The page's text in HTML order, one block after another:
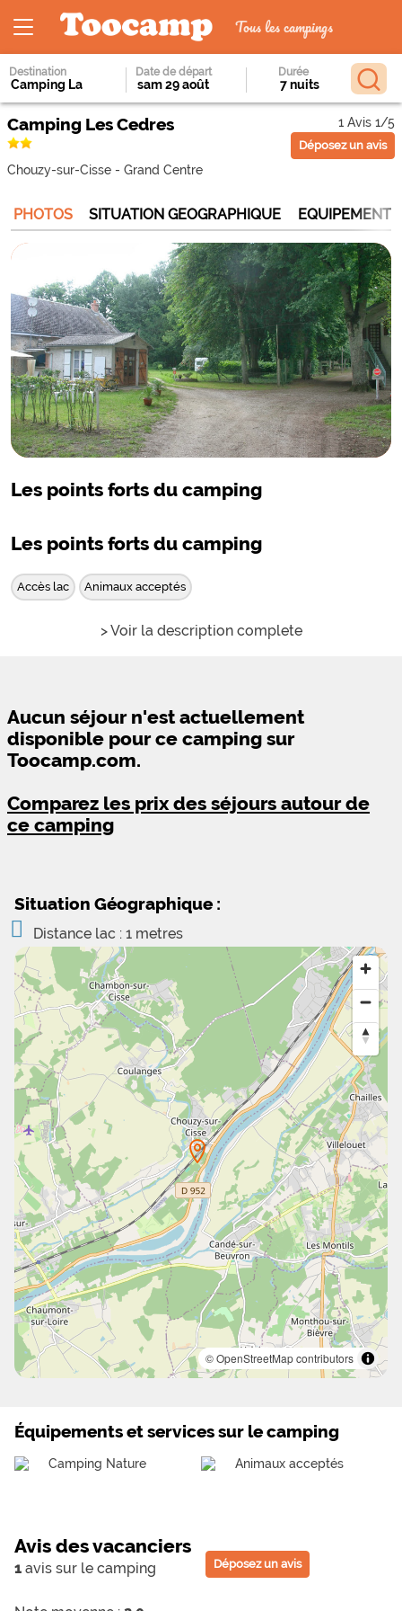
Tous les campings
Destination Date de départ Durée
Camping Les Cedres
Chouzy-sur-Cisse - Grand Centre
1 Avis 1/5
Déposez un avis
PHOTOS SITUATION GEOGRAPHIQUE
Les points forts du camping
Les points forts du camping
Accès lac Animaux acceptés
> Voir la description complete
Aucun séjour n'est actuellement
disponible pour ce camping sur
Toocamp.com.
Comparez les prix des séjours autour de
ce camping
Situation Géographique :
Distance lac : 1 metres
© OpenStreetMap contributors
Équipements et services sur le camping
Camping Nature Animaux acceptés
Avis des vacanciers
1 avis sur le camping Déposez un avis